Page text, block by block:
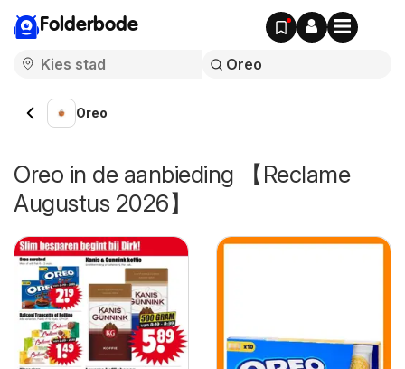
Folderbode
Oreo
Oreo in de aanbieding 【Reclame
Augustus 2026】